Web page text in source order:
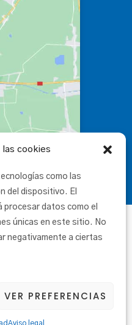
cookies
como las
del dispositivo. El
datos como el
únicas en este sitio. No
negativamente a ciertas
VER PREFERENCIAS
Aviso legal